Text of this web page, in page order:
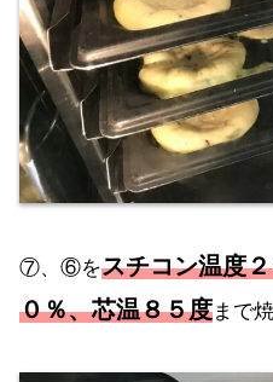
⑦、⑥をスチコン温度
０％、芯温８５度まで